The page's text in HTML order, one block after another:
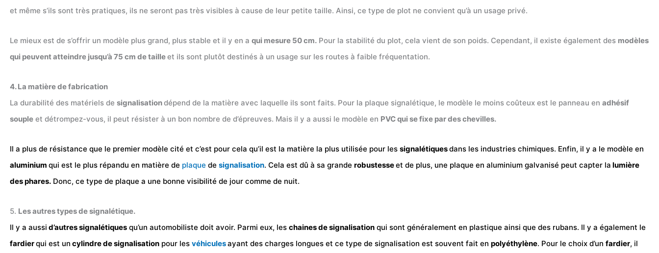
et même s’ils sont très pratiques, ils ne seront pas très visibles à cause de leur petite taille. Ainsi, ce type de plot ne convient qu’à un usage privé.
Le mieux est de s’offrir un modèle plus grand, plus stable et il y en a qui mesure 50 cm. Pour la stabilité du plot, cela vient de son poids. Cependant, il existe également des modèles
qui peuvent atteindre jusqu’à 75 cm de tailleet ils sont plutôt destinés à un usage sur les routes à faible fréquentation.
4. La matière de fabrication
La durabilité des matériels de signalisationdépend de la matière avec laquelle ils sont faits. Pour la plaque signalétique, le modèle le moins coûteux est le panneau en adhésif
souple et détrompez-vous, il peut résister à un bon nombre de d’épreuves. Mais il y a aussi le modèle en PVC qui se fixe par des chevilles.
Il a plus de résistance que le premier modèle cité et c’est pour cela qu’il est la matière la plus utilisée pour les signalétiquesdans les industries chimiques. Enfin, il y a le modèle en
aluminium qui est le plus répandu en matière de plaque de signalisation. Cela est dû à sa grande robustesseet de plus, une plaque en aluminium galvanisé peut capter la lumière
des phares. Donc, ce type de plaque a une bonne visibilité de jour comme de nuit.
5. Les autres types de signalétique.
Il y a aussi d’autres signalétiques qu’un automobiliste doit avoir. Parmi eux, les chaines de signalisation qui sont généralement en plastique ainsi que des rubans. Il y a également le
fardierqui est un cylindre de signalisation pour les véhiculesayant des charges longues et ce type de signalisation est souvent fait en polyéthylène. Pour le choix d’un fardier, il